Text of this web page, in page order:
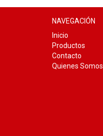
NAVEGACIÓN
Inicio
Productos
Contacto
Quienes Somos